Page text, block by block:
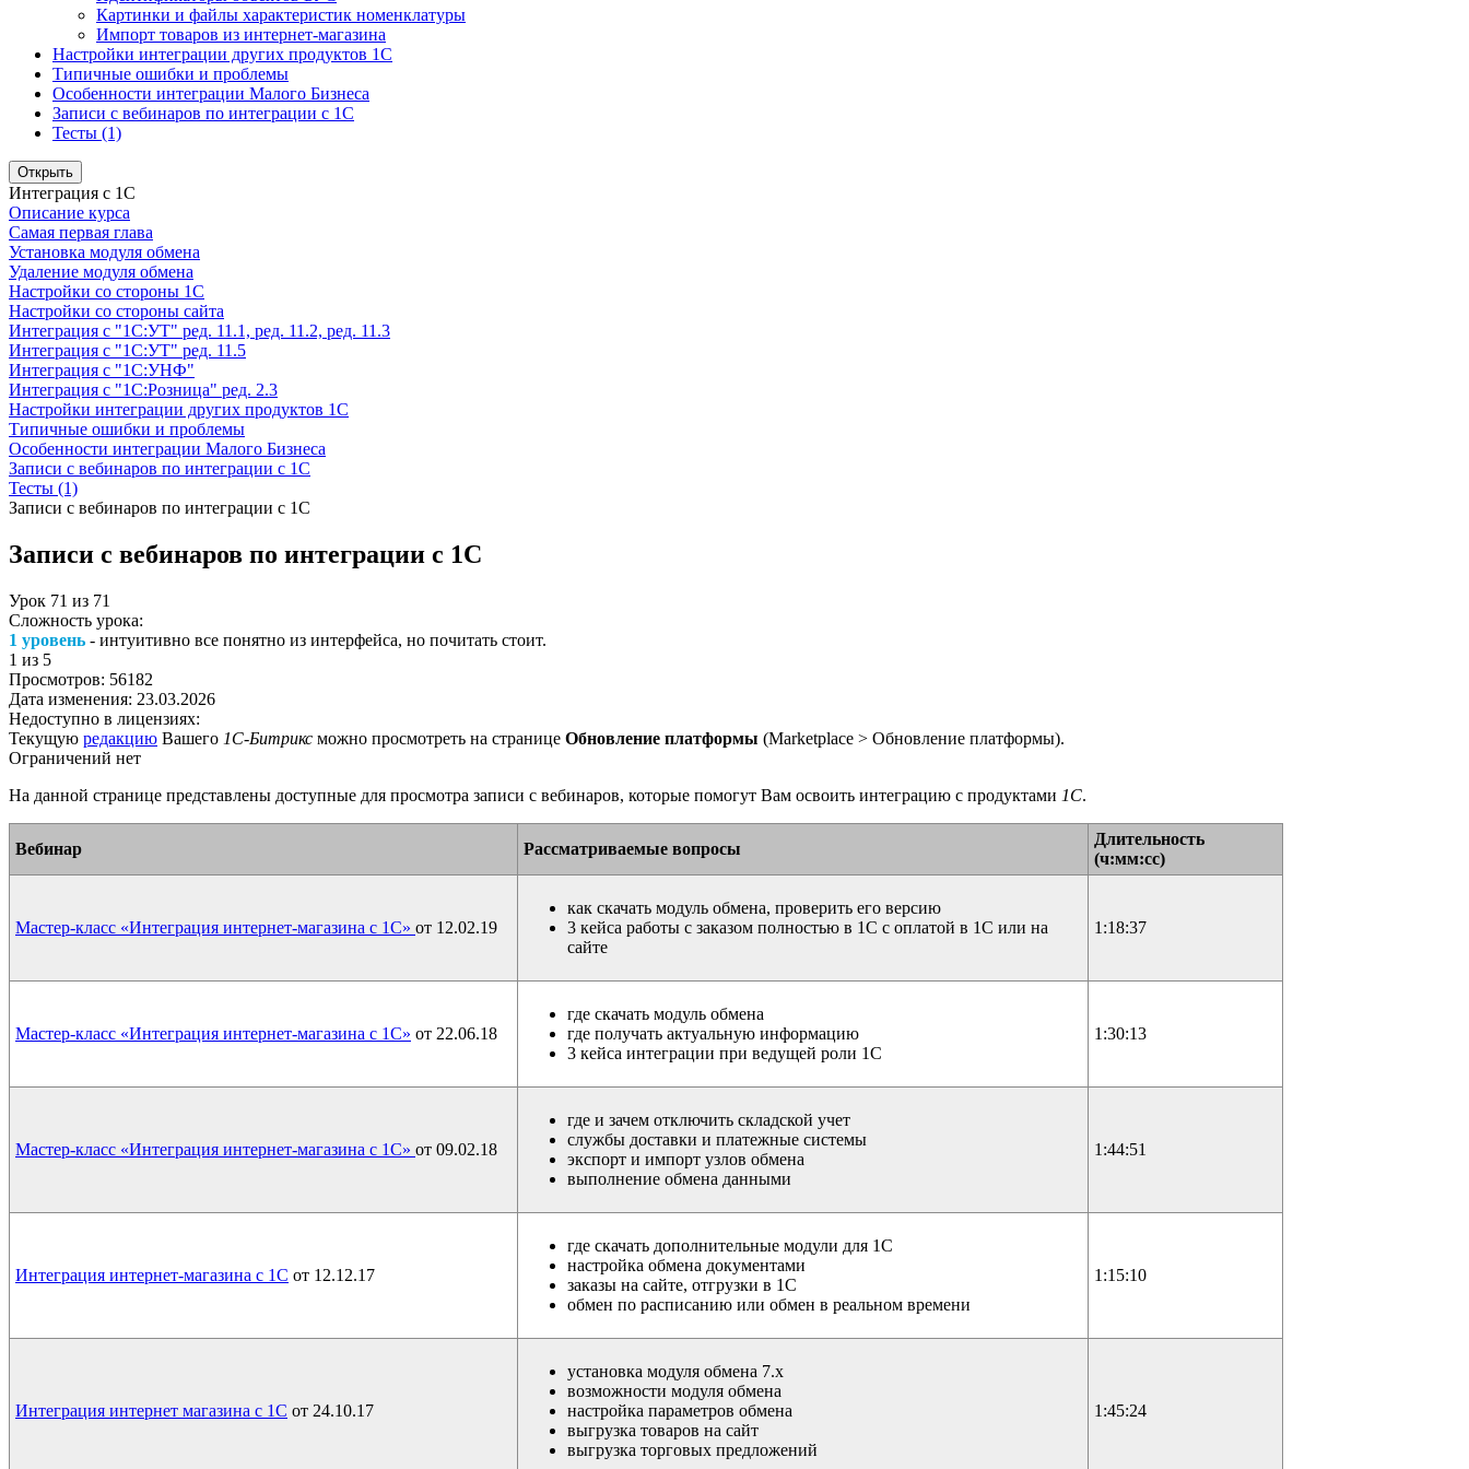
Картинки и файлы характеристик номенклатуры
Импорт товаров из интернет-магазина
Настройки интеграции других продуктов 1С
Типичные ошибки и проблемы
Особенности интеграции Малого Бизнеса
Записи с вебинаров по интеграции с 1С
Тесты (1)
Открыть
Интеграция с 1С
Описание курса
Самая первая глава
Установка модуля обмена
Удаление модуля обмена
Настройки со стороны 1С
Настройки со стороны сайта
Интеграция с "1С:УТ" ред. 11.1, ред. 11.2, ред. 11.3
Интеграция с "1С:УТ" ред. 11.5
Интеграция с "1С:УНФ"
Интеграция с "1С:Розница" ред. 2.3
Настройки интеграции других продуктов 1С
Типичные ошибки и проблемы
Особенности интеграции Малого Бизнеса
Записи с вебинаров по интеграции с 1С
Тесты (1)
Записи с вебинаров по интеграции с 1С
Записи с вебинаров по интеграции с 1С
Урок 71 из 71
Сложность урока:
1 уровень - интуитивно все понятно из интерфейса, но почитать стоит.
1 из 5
Просмотров: 56182
Дата изменения: 23.03.2026
Недоступно в лицензиях:
Текущую редакцию Вашего 1С-Битрикс можно просмотреть на странице Обновление платформы (Marketplace > Обновление платформы).
Ограничений нет
На данной странице представлены доступные для просмотра записи с вебинаров, которые помогут Вам освоить интеграцию с продуктами 1С.
Вебинар Рассматриваемые вопросы
Длительность
(ч:мм:сс)
Мастер-класс «Интеграция интернет-магазина с 1С» от 12.02.19
как скачать модуль обмена, проверить его версию
3 кейса работы с заказом полностью в 1С с оплатой в 1С или на
сайте
1:18:37
Мастер-класс «Интеграция интернет-магазина с 1С» от 22.06.18
где скачать модуль обмена
где получать актуальную информацию
3 кейса интеграции при ведущей роли 1С
1:30:13
Мастер-класс «Интеграция интернет-магазина с 1С» от 09.02.18
где и зачем отключить складской учет
службы доставки и платежные системы
экспорт и импорт узлов обмена
выполнение обмена данными
1:44:51
Интеграция интернет-магазина с 1С от 12.12.17
где скачать дополнительные модули для 1С
настройка обмена документами
заказы на сайте, отгрузки в 1С
обмен по расписанию или обмен в реальном времени
1:15:10
Интеграция интернет магазина с 1С от 24.10.17
установка модуля обмена 7.х
возможности модуля обмена
настройка параметров обмена
выгрузка товаров на сайт
выгрузка торговых предложений
1:45:24